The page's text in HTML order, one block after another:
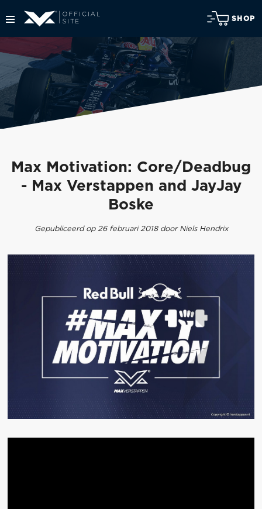
SHOP
Max Motivation: Core/Deadbug
- Max Verstappen and JayJay
Boske
Gepubliceerd op 26 februari 2018 door Niels Hendrix